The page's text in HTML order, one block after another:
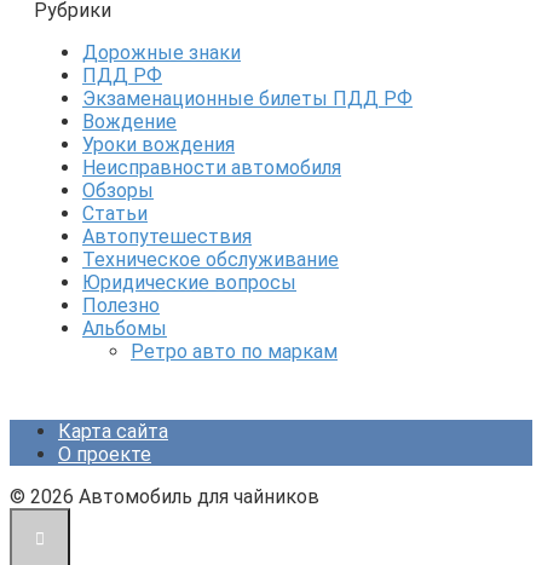
Рубрики
Дорожные знаки
ПДД РФ
Экзаменационные билеты ПДД РФ
Вождение
Уроки вождения
Неисправности автомобиля
Обзоры
Статьи
Автопутешествия
Техническое обслуживание
Юридические вопросы
Полезно
Альбомы
Ретро авто по маркам
Карта сайта
О проекте
© 2026 Автомобиль для чайников